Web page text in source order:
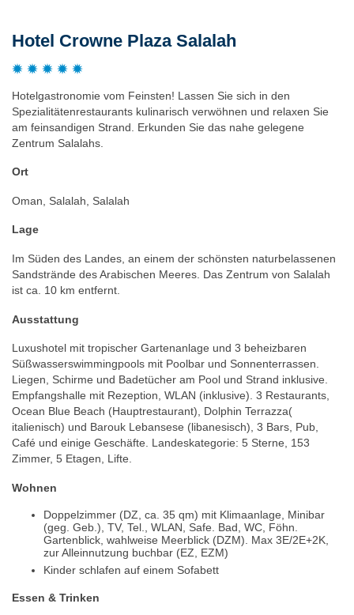
Hotel Crowne Plaza Salalah
Hotelgastronomie vom Feinsten! Lassen Sie sich in den
Spezialitätenrestaurants kulinarisch verwöhnen und relaxen Sie
am feinsandigen Strand. Erkunden Sie das nahe gelegene
Zentrum Salalahs.
Ort
Oman, Salalah, Salalah
Lage
Im Süden des Landes, an einem der schönsten naturbelassenen
Sandstrände des Arabischen Meeres. Das Zentrum von Salalah
ist ca. 10 km entfernt.
Ausstattung
Luxushotel mit tropischer Gartenanlage und 3 beheizbaren
Süßwasserswimmingpools mit Poolbar und Sonnenterrassen.
Liegen, Schirme und Badetücher am Pool und Strand inklusive.
Empfangshalle mit Rezeption, WLAN (inklusive). 3 Restaurants,
Ocean Blue Beach (Hauptrestaurant), Dolphin Terrazza(
italienisch) und Barouk Lebansese (libanesisch), 3 Bars, Pub,
Café und einige Geschäfte. Landeskategorie: 5 Sterne, 153
Zimmer, 5 Etagen, Lifte.
Wohnen
Doppelzimmer (DZ, ca. 35 qm) mit Klimaanlage, Minibar
(geg. Geb.), TV, Tel., WLAN, Safe. Bad, WC, Föhn.
Gartenblick, wahlweise Meerblick (DZM). Max 3E/2E+2K,
zur Alleinnutzung buchbar (EZ, EZM)
Kinder schlafen auf einem Sofabett
Essen & Trinken